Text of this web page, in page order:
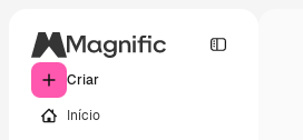
Criar
Início